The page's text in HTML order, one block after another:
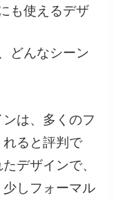
も使えるデザ
どんなシーン
は、多くのフ
れると評判で
デザインで、
しフォーマル